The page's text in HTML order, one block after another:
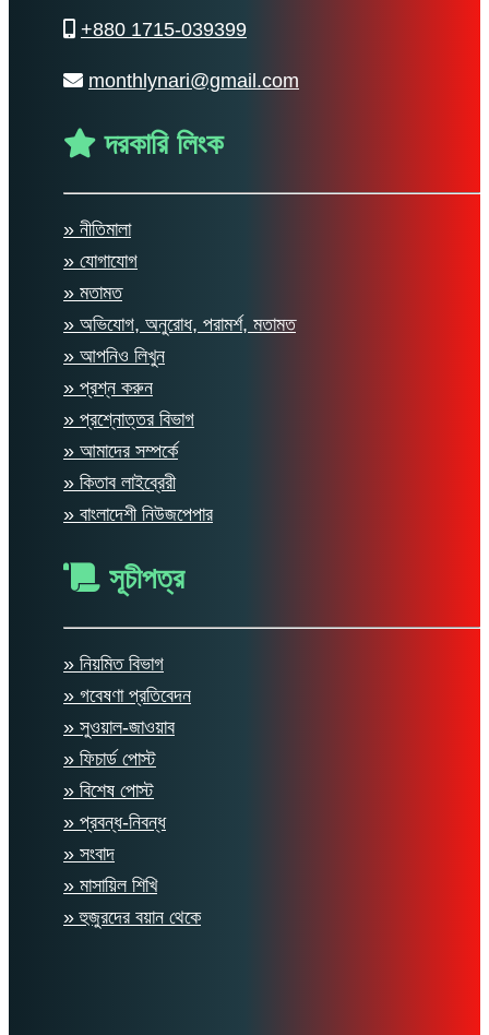
+880 1715-039399
monthlynari@gmail.com
দরকারি লিংক
» নীতিমালা
» যোগাযোগ
» মতামত
» অভিযোগ, অনুরোধ, পরামর্শ, মতামত
» আপনিও লিখুন
» প্রশ্ন করুন
» প্রশ্নোত্তর বিভাগ
» আমাদের সম্পর্কে
» কিতাব লাইব্রেরী
» বাংলাদেশী নিউজপেপার
সূচীপত্র
» নিয়মিত বিভাগ
» গবেষণা প্রতিবেদন
» সুওয়াল-জাওয়াব
» ফিচার্ড পোস্ট
» বিশেষ পোস্ট
» প্রবন্ধ-নিবন্ধ
» সংবাদ
» মাসায়িল শিখি
» হুজুরদের বয়ান থেকে